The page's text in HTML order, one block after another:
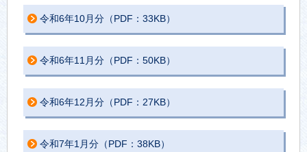
令和6年10月分（PDF：33KB）
令和6年11月分（PDF：50KB）
令和6年12月分（PDF：27KB）
令和7年1月分（PDF：38KB）